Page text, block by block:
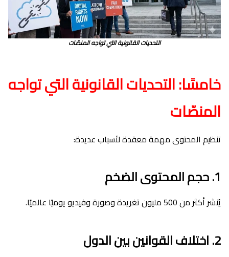
التحديات القانونية التي تواجه المنصّات
خامسًا: التحديات القانونية التي تواجه
المنصّات
تنظيم المحتوى مهمة معقدة لأسباب عديدة:
1. حجم المحتوى الضخم
يُنشر أكثر من 500 مليون تغريدة وصورة وفيديو يوميًا عالميًا.
2. اختلاف القوانين بين الدول